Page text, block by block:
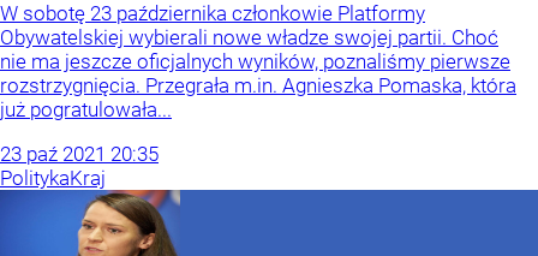
W sobotę 23 października członkowie Platformy
Obywatelskiej wybierali nowe władze swojej partii. Choć
nie ma jeszcze oficjalnych wyników, poznaliśmy pierwsze
rozstrzygnięcia. Przegrała m.in. Agnieszka Pomaska, która
już pogratulowała...
23 paź 2021 20:35
PolitykaKraj